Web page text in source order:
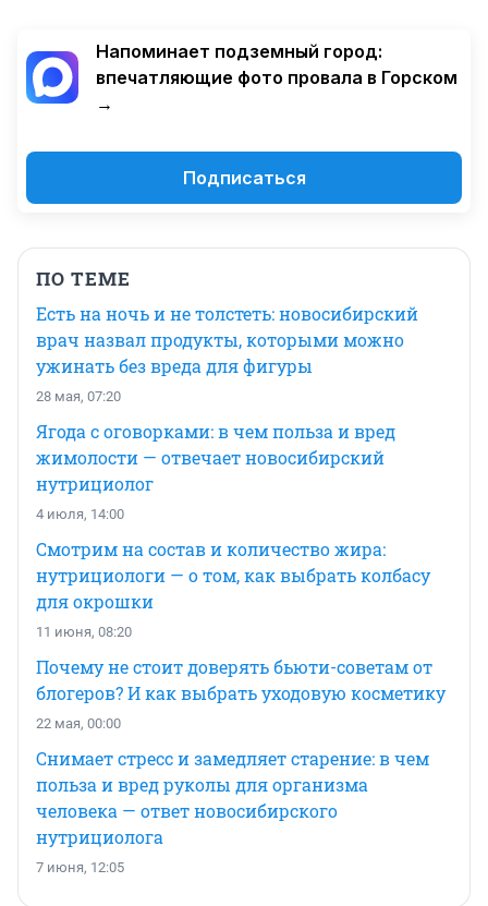
Напоминает подземный город:
впечатляющие фото провала в Горском
→
Подписаться
ПО ТЕМЕ
Есть на ночь и не толстеть: новосибирский
врач назвал продукты, которыми можно
ужинать без вреда для фигуры
28 мая, 07:20
Ягода с оговорками: в чем польза и вред
жимолости — отвечает новосибирский
нутрициолог
4 июля, 14:00
Смотрим на состав и количество жира:
нутрициологи — о том, как выбрать колбасу
для окрошки
11 июня, 08:20
Почему не стоит доверять бьюти-советам от
блогеров? И как выбрать уходовую косметику
22 мая, 00:00
Снимает стресс и замедляет старение: в чем
польза и вред руколы для организма
человека — ответ новосибирского
нутрициолога
7 июня, 12:05